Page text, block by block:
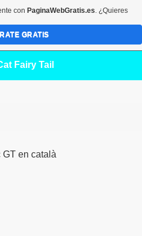
Fairy Tail
en català
con PaginaWebGratis.es. ¿Quieres
GRATIS